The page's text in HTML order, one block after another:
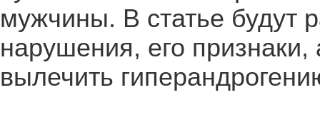
мужчины. В статье будут
нарушения, его
вылечить